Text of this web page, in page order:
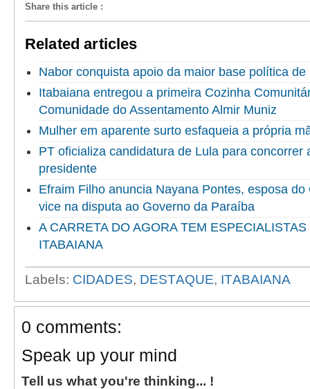
Share this article :
Related articles
Nabor conquista apoio da maior base política de
Itabaiana entregou a primeira Cozinha
Comunidade do Assentamento Almir Muniz
Mulher em aparente surto esfaqueia a própria
PT oficializa candidatura de Lula para concorrer
presidente
Efraim Filho anuncia Nayana Pontes, esposa
vice na disputa ao Governo da Paraíba
A CARRETA DO AGORA TEM
ITABAIANA
Labels: CIDADES, DESTAQUE, ITABAIANA
0 comments:
Speak up your mind
Tell us what you're thinking... !